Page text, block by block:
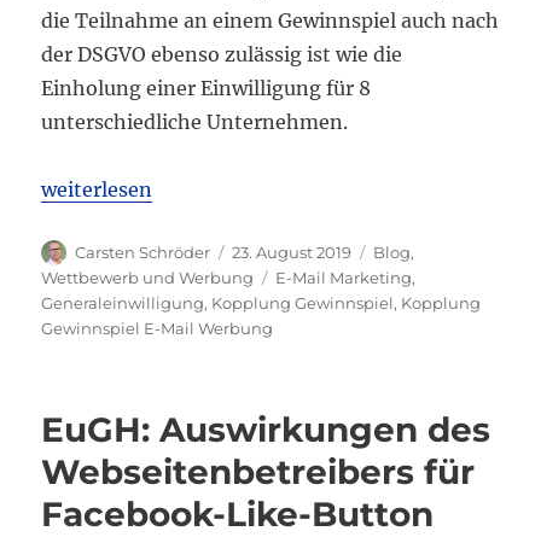
die Teilnahme an einem Gewinnspiel auch nach
der DSGVO ebenso zulässig ist wie die
Einholung einer Einwilligung für 8
unterschiedliche Unternehmen.
„OLG Frankfurt Kopplung zwischen Einwilligung
weiterlesen
Autor
Carsten Schröder
Veröffentlicht
am
23. August 2019 Kategorien
Blog,
Wettbewerb und Werbung
Schlagwörter
E-Mail Marketing,
Generaleinwilligung, Kopplung Gewinnspiel, Kopplung
Gewinnspiel E-Mail Werbung
EuGH: Auswirkungen des
Webseitenbetreibers für
Facebook-Like-Button